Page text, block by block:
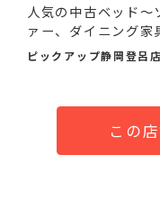
人気の中古ベッド～
ァー、ダイニング家
で...
ピックアップ静岡登呂店
この